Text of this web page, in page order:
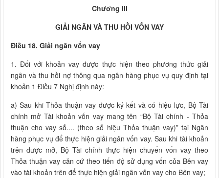
Chương III
GIẢI NGÂN VÀ THU HỒI VỐN VAY
Điều 18. Giải ngân vốn vay
1. Đối với khoản vay được thực hiện theo phương thức giải
ngân và thu hồi nợ thông qua ngân hàng phục vụ quy định tại
khoản 1 Điều 7 Nghị định này:
a) Sau khi Thỏa thuận vay được ký kết và có hiệu lực, Bộ Tài
chính mở Tài khoản vốn vay mang tên “Bộ Tài chính - Thỏa
thuận cho vay số.... (theo số hiệu Thỏa thuận vay)” tại Ngân
hàng phục vụ để thực hiện giải ngân vốn vay. Sau khi tài khoản
trên được mở, Bộ Tài chính thực hiện chuyển vốn vay theo
Thỏa thuận vay căn cứ theo tiến độ sử dụng vốn của Bên vay
vào tài khoản trên để thực hiện giải ngân vốn vay cho Bên vay;